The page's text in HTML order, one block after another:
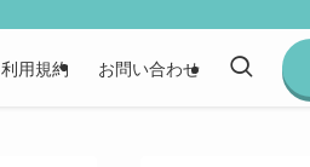
利用規約 お問い合わせ